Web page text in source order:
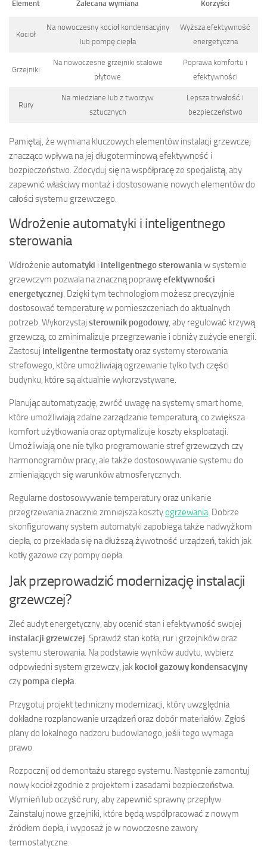
Element Zalecana wymiana Korzyści
Kocioł
Na nowoczesny kocioł kondensacyjny
lub pompę ciepła
Wyższa efektywność
energetyczna
Grzejniki
Na nowoczesne grzejniki stalowe
płytowe
Poprawa komfortu i
efektywności
Rury
Na miedziane lub z tworzyw
sztucznych
Lepsza trwałość i
bezpieczeństwo
Pamiętaj, że wymiana kluczowych elementów instalacji grzewczej
znacząco wpływa na jej długoterminową efektywność i
bezpieczeństwo. Zdecyduj się na współpracę ze specjalistą, aby
zapewnić właściwy montaż i dostosowanie nowych elementów do
całości systemu grzewczego.
Wdrożenie automatyki i inteligentnego
sterowania
Wdrożenie automatyki i inteligentnego sterowaniaw systemie
grzewczym pozwala na znaczną poprawęefektywności
energetycznej. Dzięki tym technologiom możesz precyzyjnie
dostosować temperaturę w pomieszczeniach do aktualnych
potrzeb. Wykorzystaj sterownik pogodowy, aby regulować krzywą
grzewczą, co zminimalizuje przegrzewanie i obniży zużycie energii.
Zastosuj inteligentne termostatyoraz systemy sterowania
strefowego, które umożliwiają ogrzewanie tylko tych części
budynku, które są aktualnie wykorzystywane.
Planując automatyzację, zwróć uwagę na systemy smart home,
które umożliwiają zdalne zarządzanie temperaturą, co zwiększa
komfort użytkowania oraz optymalizuje koszty eksploatacji.
Umożliwiają one nie tylko programowanie stref grzewczych czy
harmonogramów pracy, ale także dostosowywanie systemu do
zmieniających się warunków atmosferycznych.
Regularne dostosowywanie temperatury oraz unikanie
przegrzewania znacznie zmniejsza kosztyogrzewania. Dobrze
skonfigurowany system automatyki zapobiega także nadwyżkom
ciepła, co przekłada się na dłuższą żywotność urządzeń, takich jak
kotły gazowe czy pompy ciepła.
Jak przeprowadzić modernizację instalacji
grzewczej?
Zleć audyt energetyczny, aby ocenić stan i efektywność swojej
instalacji grzewczej. Sprawdź stan kotła, rur i grzejników oraz
systemu sterowania. Na podstawie wyników audytu, wybierz
odpowiedni system grzewczy, jak kocioł gazowy kondensacyjny
czy pompa ciepła.
Przygotuj projekt techniczny modernizacji, który uwzględnia
dokładne rozplanowanie urządzeń oraz dobór materiałów. Zgłoś
plany do lokalnego nadzoru budowlanego, jeśli tego wymaga
prawo.
Rozpocznij od demontażu starego systemu. Następnie zamontuj
nowy kocioł zgodnie z projektem i zasadami bezpieczeństwa.
Wymień lub oczyść rury, aby zapewnić sprawny przepływ.
Zainstaluj nowe grzejniki, które będą współpracować z nowym
źródłem ciepła, i wyposaż je w nowoczesne zawory
termostatyczne.